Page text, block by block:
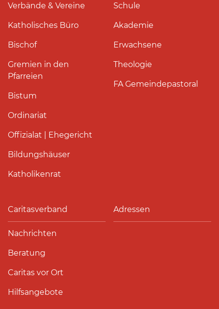
Verbände & Vereine
Katholisches Büro
Bischof
Gremien in den
Pfarreien
Bistum
Ordinariat
Offizialat | Ehegericht
Bildungshäuser
Katholikenrat
Schule
Akademie
Erwachsene
Theologie
FA Gemeindepastoral
Caritasverband
Nachrichten
Beratung
Caritas vor Ort
Hilfsangebote
Adressen